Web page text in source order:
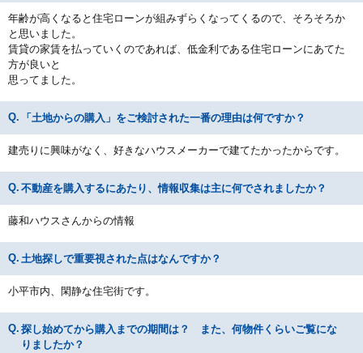
年齢が高くなると住宅ローンが組みずらくなってくるので、そろそろか
と思いました。
賃貸の家賃を払っていくのであれば、低金利である住宅ローンにあてた
方が良いと
思ってました。
「土地からの購入」をご検討された一番の理由は何ですか？
建売りに興味がなく、好きなハウスメーカーで建てたかったからです。
不動産を購入するにあたり、情報収集は主に何でされましたか？
藤和ハウスさんからの情報
土地探しで重要視された点はなんですか？
小平市内、閑静な住宅街です。
探し始めてから購入までの期間は？ また、何物件くらいご覧にな
りましたか？